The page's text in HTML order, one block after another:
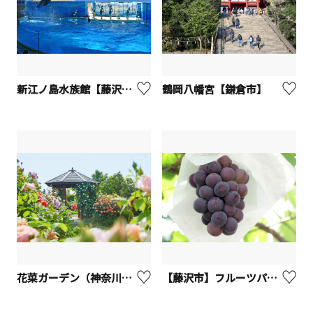
新江ノ島水族館【藤沢市】 鶴岡八幡宮【鎌倉市】
花菜ガーデン（神奈川県立花と緑のふれあいセンター）【平塚市】 【藤沢市】フルーツパーク長後